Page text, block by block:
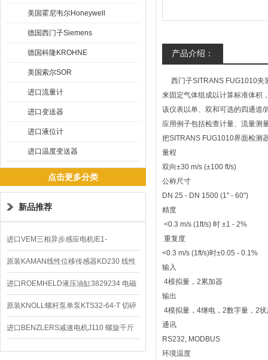
美国霍尼韦尔Honeywell
德国西门子Siemens
德国科隆KROHNE
美国索尔SOR
进口流量计
进口变送器
进口液位计
进口温度变送器
点击更多分类
新品推荐
进口VEM三相异步感应电机IE1-
K21R80G4马达
原装KAMAN线性位移传感器KD230 线性
编码器
进口ROEMHELD液压油缸3829234 电磁
阀定位器
原装KNOLL螺杆泵单泵KTS32-64-T 切碎
排屑机
进口BENZLERS减速电机J110 螺旋千斤
顶BD-58
产品介绍：
西门子SITRANS FUG1010夹
来固定气体组成以计算标准体积
该仪表以单、双和可选的四通道
应用例子包括检查计量、流量测
把SITRANS FUG1010界面检测
量程
双向±30 m/s (±100 ft/s)
公称尺寸
DN 25 - DN 1500 (1" - 60")
精度
<0.3 m/s (1ft/s) 时 ±1 - 2%
重复度
<0.3 m/s (1ft/s)时±0.05 - 0.1%
输入
4模拟量，2累加器
输出
4模拟量，4继电，2数字量，2
通讯
RS232, MODBUS
环境温度